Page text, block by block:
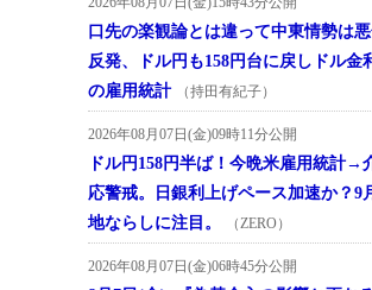
口先の楽観論とは違って中東情勢は
反発、ドル円も158円台に戻しドル金
の雇用統計
（持田有紀子）
2026年08月07日(金)09時11分公開
ドル円158円半ば！今晩米雇用統計→
応警戒。日銀利上げペース加速か？9
地ならしに注目。
（ZERO）
2026年08月07日(金)06時45分公開